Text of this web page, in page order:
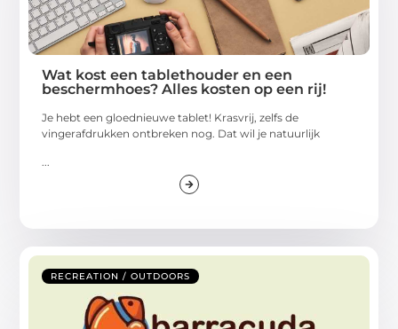
Wat kost een tablethouder en een
beschermhoes? Alles kosten op een rij!
Je hebt een gloednieuwe tablet! Krasvrij, zelfs de
vingerafdrukken ontbreken nog. Dat wil je natuurlijk
...
RECREATION / OUTDOORS